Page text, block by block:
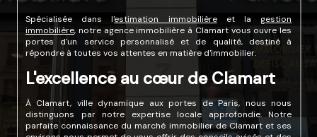
Spécialisée dans l'estimation immobilièreet la gestion
immobilière, notre agence immobilière à Clamart vous ouvre les
portes d'un service personnalisé et de qualité, destiné à
répondre à toutes vos attentes en matière d'immobilier.
L'excellence au cœur de Clamart
À Clamart, ville dynamique aux portes de Paris, nous nous
distinguons par notre expertise locale approfondie. Notre
parfaite connaissance du marché immobilier de Clamart et ses